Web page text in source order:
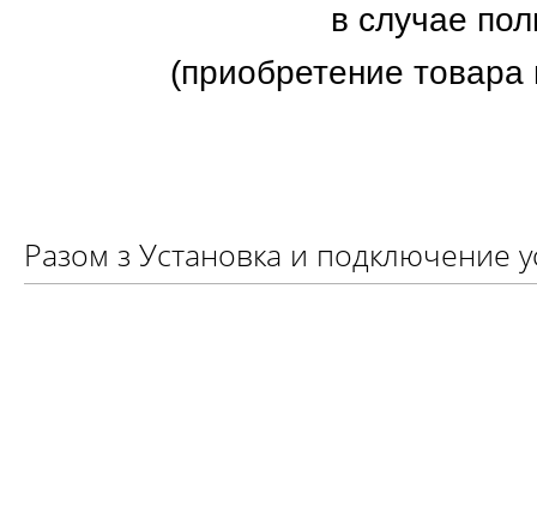
в случае
(приобретение
Разом з Установка и подключение